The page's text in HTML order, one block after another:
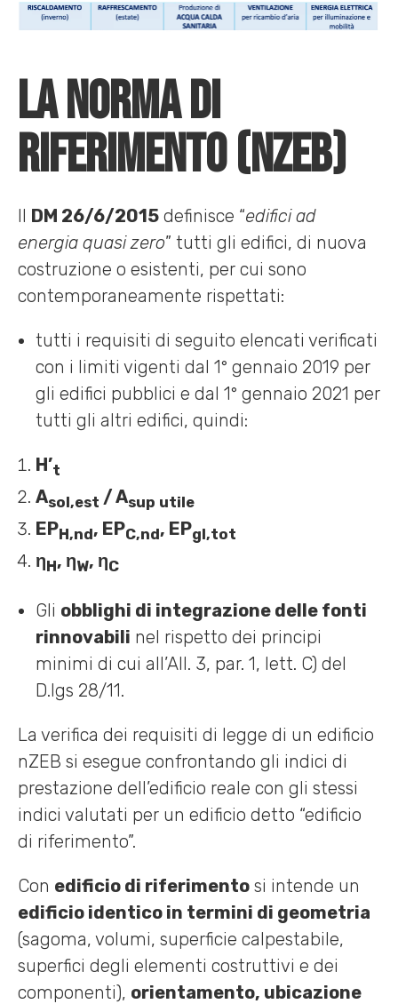
La norma di
riferimento (nZEB)
Il DM 26/6/2015 definisce “edifici ad
energia quasi zero” tutti gli edifici, di nuova
costruzione o esistenti, per cui sono
contemporaneamente rispettati:
tutti i requisiti di seguito elencati verificati
con i limiti vigenti dal 1° gennaio 2019 per
gli edifici pubblici e dal 1° gennaio 2021 per
tutti gli altri edifici, quindi:
H’t
Asol,est / Asup utile
EPH,nd, EPC,nd, EPgl,tot
ηH, ηW, ηC
Gli obblighi di integrazione delle fonti
rinnovabili nel rispetto dei principi
minimi di cui all’All. 3, par. 1, lett. C) del
D.lgs 28/11.
La verifica dei requisiti di legge di un edificio
nZEB si esegue confrontando gli indici di
prestazione dell’edificio reale con gli stessi
indici valutati per un edificio detto “edificio
di riferimento”.
Con edificio di riferimento si intende un
edificio identico in termini di geometria
(sagoma, volumi, superficie calpestabile,
superfici degli elementi costruttivi e dei
componenti), orientamento, ubicazione